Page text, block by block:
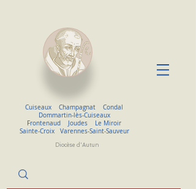
Cuiseaux Champagnat
Condal
Dommartin-lès-Cuiseaux
Frontenaud
Joudes
Le Miroir
Sainte-Croix Varennes-Saint-Sauveur
Diocèse d'Autun